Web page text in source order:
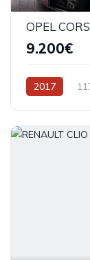
OPEL
9.200€
2017